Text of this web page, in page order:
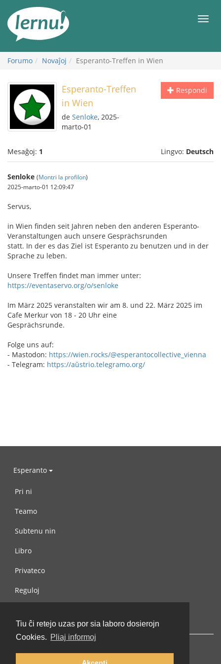
Tiu ĉi retejo uzas por sia laboro dosierojn
Cookies. Pliaj informoj
enhavo
Forumo Novaĵoj Esperanto-Treffen in Wien
Respondi
Esperanto-Treffen
in Wien
de Senloke, 2025-
marto-01
Mesaĝoj: 1 Lingvo: Deutsch
Senloke (Montri la profilon)
2025-marto-01 12:09:47
Servus,
in Wien finden seit Jahren neben den anderen Esperanto-
Veranstaltungen auch unsere Gesprächsrunden
statt. In der es das Ziel ist Esperanto zu benutzen und in der
Sprache zu leben.
Unsere Treffen findet man immer unter:
https://eventaservo.org/o/senloke
Im März 2025 veranstalten wir am 8. und 22. März 2025 im
Cafe Merkur von 18 - 20 Uhr eine
Gesprächsrunde.
Folge uns auf:
- Mastodon: https://wien.rocks/@esperantocollective_vienna
- Telegram: https://aŭstrio.telegramo.org/
Esperanto
Pri ni
Teamo
Subtenu nin
Libro
Privateco
Reguloj